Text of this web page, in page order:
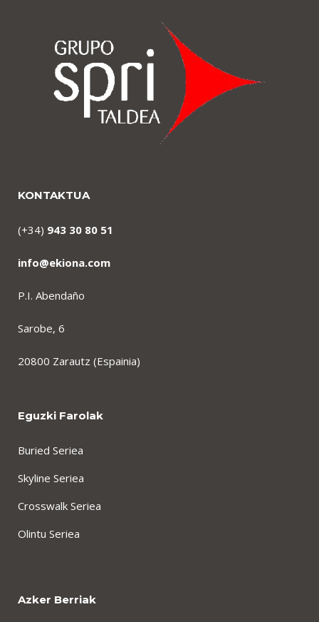
KONTAKTUA
(+34) 943 30 80 51
info@ekiona.com
P.I. Abendaño
Sarobe, 6
20800 Zarautz (Espainia)
Eguzki Farolak
Buried Seriea
Skyline Seriea
Crosswalk Seriea
Olintu Seriea
Azker Berriak